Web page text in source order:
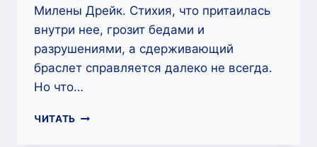
Милены Дрейк. Стихия, что притаилась
внутри нее, грозит бедами и
разрушениями, а сдерживающий
браслет справляется далеко не всегда.
Но что…
ЧИТАТЬ ХОДЯЧЕЕ